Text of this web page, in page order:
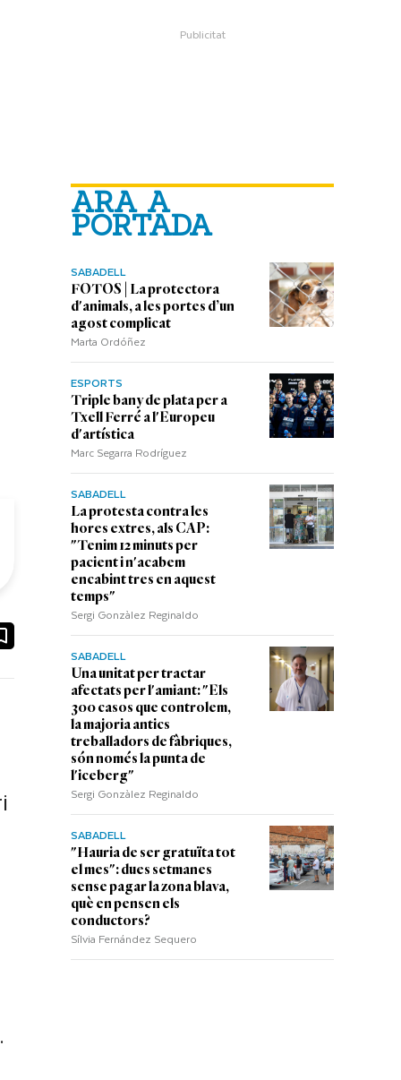
ARA A
PORTADA
SABADELL
FOTOS | La protectora
d'animals, a les portes d’un
agost complicat
Marta Ordóñez
ESPORTS
Triple bany de plata per a
Txell Ferré a l'Europeu
d'artística
Marc Segarra Rodríguez
SABADELL
La protesta contra les
hores extres, als CAP:
"Tenim 12 minuts per
pacient i n'acabem
encabint tres en aquest
temps"
Sergi Gonzàlez Reginaldo
SABADELL
Una unitat per tractar
afectats per l'amiant: "Els
300 casos que controlem,
la majoria antics
treballadors de fàbriques,
són només la punta de
l'iceberg"
Sergi Gonzàlez Reginaldo
SABADELL
"Hauria de ser gratuïta tot
el mes": dues setmanes
sense pagar la zona blava,
què en pensen els
conductors?
Sílvia Fernández Sequero
.